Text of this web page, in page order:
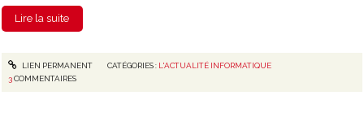
Lire la suite
LIEN PERMANENT CATÉGORIES : L'ACTUALITÉ INFORMATIQUE
3COMMENTAIRES